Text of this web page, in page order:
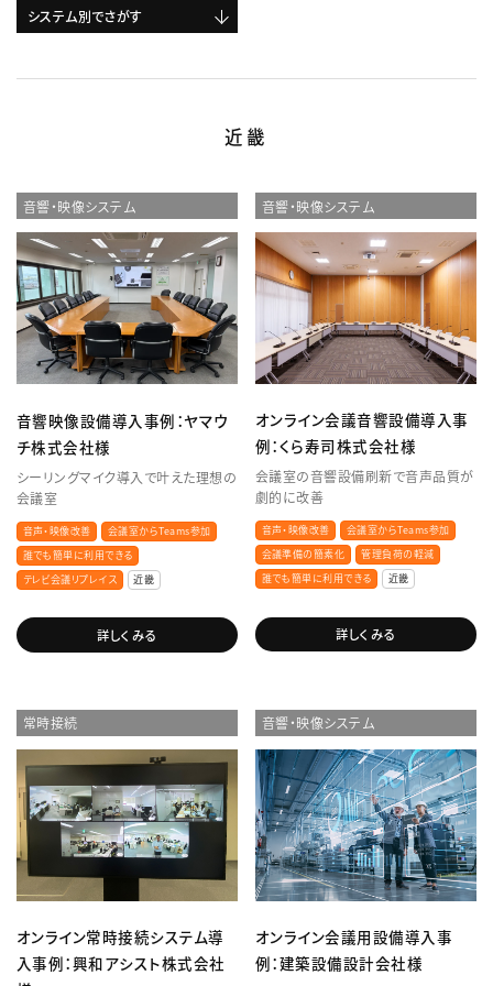
システム別でさがす
近畿
音響・映像システム
音響映像設備導入事例：ヤマウ
チ株式会社様
シーリングマイク導入で叶えた理想の
会議室
音声・映像改善
会議室からTeams参加
誰でも簡単に利用できる
テレビ会議リプレイス
近畿
詳しくみる
音響・映像システム
オンライン会議音響設備導入事
例：くら寿司株式会社様
会議室の音響設備刷新で音声品質が
劇的に改善
音声・映像改善
会議室からTeams参加
会議準備の簡素化
管理負荷の軽減
誰でも簡単に利用できる
近畿
詳しくみる
常時接続
オンライン常時接続システム導
入事例：興和アシスト株式会社
音響・映像システム
オンライン会議用設備導入事
例：建築設備設計会社様